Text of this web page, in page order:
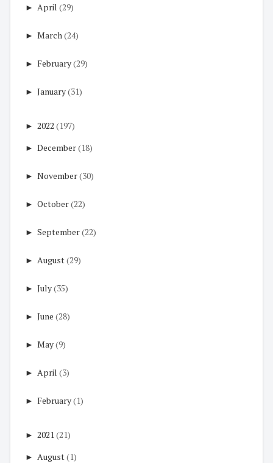
► April (29)
► March (24)
► February(29)
► January(31)
► 2022 (197)
► December(18)
► November(30)
► October(22)
► September(22)
► August(29)
► July(35)
► June (28)
► May(9)
► April (3)
► February(1)
► 2021(21)
► August(1)